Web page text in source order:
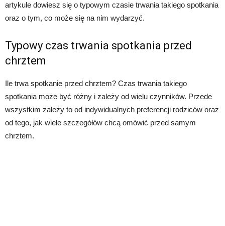
artykule dowiesz się o typowym czasie trwania takiego spotkania
oraz o tym, co może się na nim wydarzyć.
Typowy czas trwania spotkania przed
chrztem
Ile trwa spotkanie przed chrztem? Czas trwania takiego
spotkania może być różny i zależy od wielu czynników. Przede
wszystkim zależy to od indywidualnych preferencji rodziców oraz
od tego, jak wiele szczegółów chcą omówić przed samym
chrztem.